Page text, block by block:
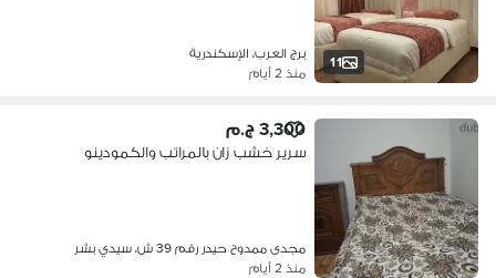
11
برج العرب، الإسكندرية
منذ 2 أيام
3,300 ج.م
سرير خشب زان بالمراتب والكمودينو
مجدى ممدوح حيدر رقم 39 ش، سيدي بشر
منذ 2 أيام